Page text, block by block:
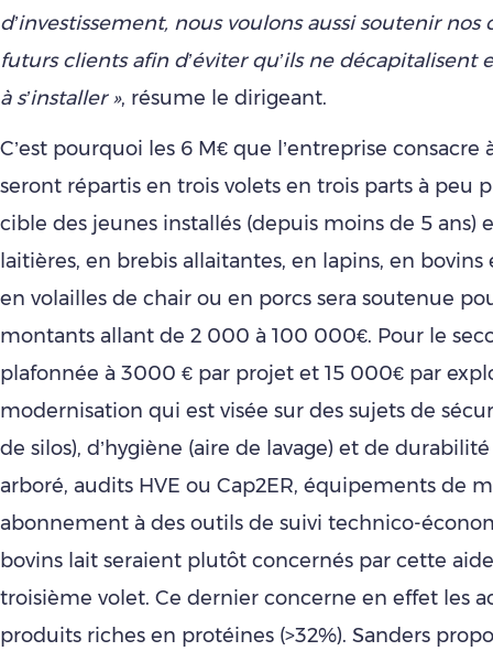
d’investissement, nous voulons aussi soutenir nos
futurs clients afin d’éviter qu’ils ne décapitalisent
à s’installer », résume le dirigeant.
C’est pourquoi les 6 M€ que l’entreprise consacre
seront répartis en trois volets en trois parts à peu
cible des jeunes installés (depuis moins de 5 ans)
laitières, en brebis allaitantes, en lapins, en bovins
en volailles de chair ou en porcs sera soutenue
montants allant de 2 000 à 100 000€. Pour le
plafonnée à 3000 € par projet et 15 000€ par
modernisation qui est visée sur des sujets de
de silos), d’hygiène (aire de lavage) et de
arboré, audits HVE ou Cap2ER, équipements de
abonnement à des outils de suivi technico-
bovins lait seraient plutôt concernés par cette
troisième volet. Ce dernier concerne en effet les
produits riches en protéines (>32%). Sanders